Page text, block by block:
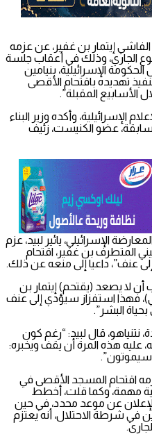
الفاشي إيتمار بن غفير، عن عزمه
الجاري، وذلك في أعقاب جلسة
الإسرائيلية، بنيامين
تهديده باقتحام الأقصى
الأسابيع المقبلة”.
وأكده وزير البناء
عضو الكنيست، زئيف
الإسرائيلي، يائير لبيد، عزم
المتطرف بن غفير، اقتحام
عنف”، داعيا إلى منعه عن ذلك.
أن لا يصعد (يقتحم) إيتمار بن
فهذا استفزاز سيؤدي إلى عنف
البشر”.
نتنياهو، قال لبيد: “رغم كون
عليه هذه المرة أن يقف ويخبره:
سيموتون”.
اقتحام المسجد الأقصى في
مهمة، وكما قلت، أخطط
عن موعد محدد، في حين
في شرطة الاحتلال، أنه يعتزم